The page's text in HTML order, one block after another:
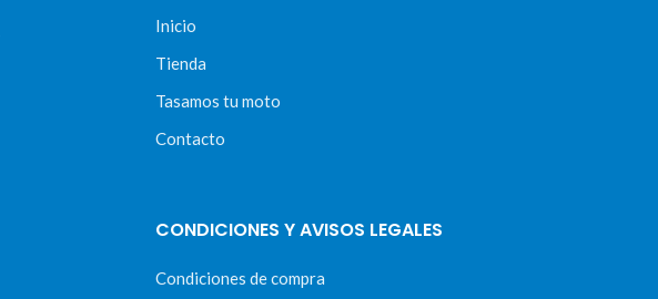
Inicio
Tienda
Tasamos tu moto
Contacto
CONDICIONES Y AVISOS LEGALES
Condiciones de compra